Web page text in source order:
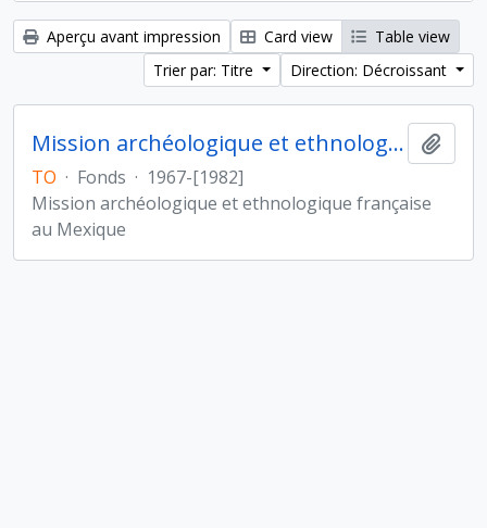
Aperçu avant impression Card view
Table view
Trier par: Titre
Direction: Décroissant
Mission archéologique et ethnologique française au Mexique
TO · Fonds · 1967-[1982]
Mission archéologique et ethnologique française
au Mexique